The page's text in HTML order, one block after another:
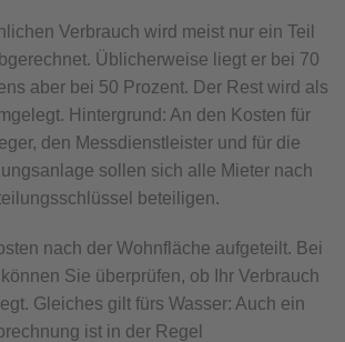
Verbrauch wird meist nur ein Teil
Üblicherweise liegt er bei 70
aber bei 50 Prozent. Der Rest wird als
Hintergrund: An den Kosten für
den Messdienstleister und für die
sollen sich alle Mieter nach
beteiligen.
nach der Wohnfläche aufgeteilt. Bei
können Sie überprüfen, ob Ihr Verbrauch
Gleiches gilt fürs Wasser: Auch ein
ist in der Regel